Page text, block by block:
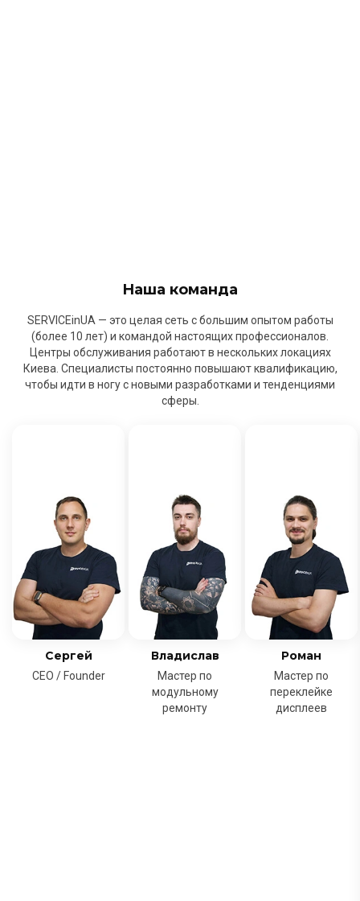
Наша команда
SERVICEinUA — это целая сеть с большим опытом работы
(более 10 лет) и командой настоящих профессионалов.
Центры обслуживания работают в нескольких локациях
Киева. Специалисты постоянно повышают квалификацию,
чтобы идти в ногу с новыми разработками и тенденциями
сферы.
Сергей
CEO / Founder
Владислав
Мастер по
модульному
ремонту
Роман
Мастер по
переклейке
дисплеев